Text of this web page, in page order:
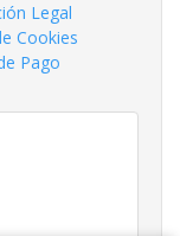
Legal
Cookies
Pago